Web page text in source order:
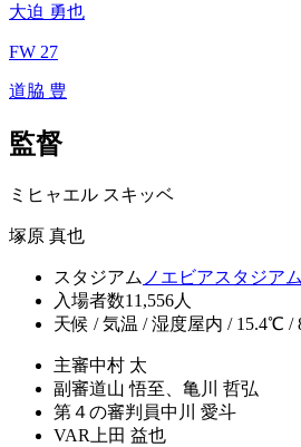
大迫 勇也
FW 27
道脇 豊
監督
ミヒャエル スキッベ
塚原 真也
スタジアム ノエビアスタジア
入場者数11,556人
天候 / 気温 / 湿度屋内 / 15.4℃ /
主審中村 太
副審道山 悟至、亀川 哲弘
第４の審判員中川 愛斗
VAR 上田 益也